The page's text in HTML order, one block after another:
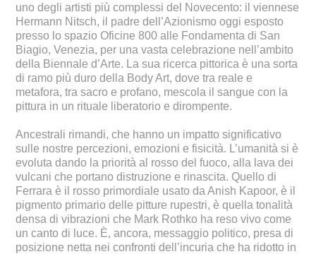
uno degli artisti più complessi del Novecento: il viennese
Hermann Nitsch, il padre dell’Azionismo oggi esposto
presso lo spazio Oficine 800 alle Fondamenta di San
Biagio, Venezia, per una vasta celebrazione nell’ambito
della Biennale d’Arte. La sua ricerca pittorica è una sorta
di ramo più duro della Body Art, dove tra reale e
metafora, tra sacro e profano, mescola il sangue con la
pittura in un rituale liberatorio e dirompente.
Ancestrali rimandi, che hanno un impatto significativo
sulle nostre percezioni, emozioni e fisicità. L’umanità si è
evoluta dando la priorità al rosso del fuoco, alla lava dei
vulcani che portano distruzione e rinascita. Quello di
Ferrara è il rosso primordiale usato da Anish Kapoor, è il
pigmento primario delle pitture rupestri, è quella tonalità
densa di vibrazioni che Mark Rothko ha reso vivo come
un canto di luce. È, ancora, messaggio politico, presa di
posizione netta nei confronti dell’incuria che ha ridotto in